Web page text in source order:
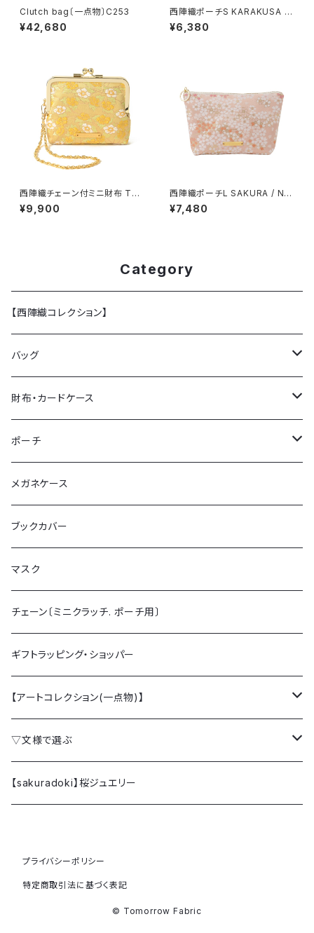
Clutch bag〔一点物〕C253
¥42,680
西陣織ポーチS KARAKUSA /
NPS7
¥6,380
西陣織チェーン付ミニ財布 TS
UBAKI / NWS6
¥9,900
西陣織ポーチL SAKURA / NP
L2【人気商品】
¥7,480
Category
【西陣織コレクション】
バッグ
トートバッグ
ショルダーバッグ
ミニクラッチバッグ
財布・カードケース
ミニ財布 (カードケース)
チェーン付ミニ財布
がま口財布
ポーチ
ポーチL
ポーチS
メガネケース
ブックカバー
マスク
チェーン〔ミニクラッチ. ポーチ用〕
ギフトラッピング・ショッパー
【アートコレクション(一点物)】
クラッチバッグ
ミニクラッチバッグ
ファブリックパネル (額縁)
▽文様で選ぶ
桜 SAKURA
椿 TSUBAKI
【sakuradoki】桜ジュエリー
プライバシーポリシー
特定商取引法に基づく表記
© Tomorrow Fabric